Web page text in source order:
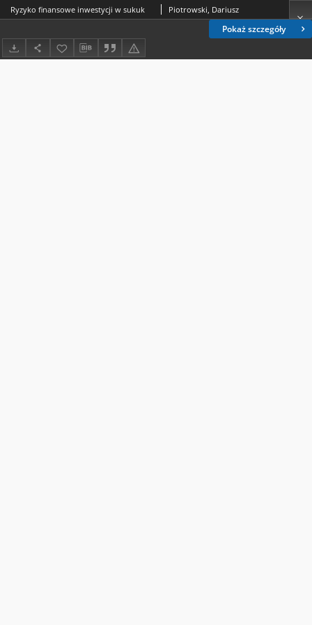
Pokaż szczegóły
Ryzyko finansowe inwestycji w sukuk Piotrowski, Dariusz